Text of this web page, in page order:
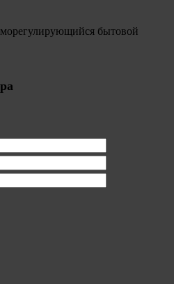
бытовой